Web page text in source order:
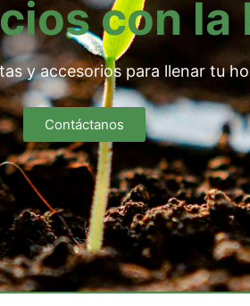
con
y accesorios para llenar tu
Contáctanos